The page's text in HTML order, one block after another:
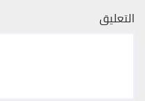
التعليق